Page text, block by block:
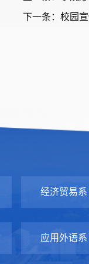
下一条：校园
经济贸易系
应用外语系